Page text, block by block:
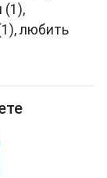
(1),
любить